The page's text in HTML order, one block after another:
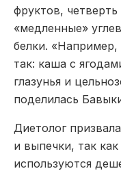
фруктов,
«медленные»
белки.
так: каша с
глазунья и
поделилась
Диетолог
и выпечки, так
используются